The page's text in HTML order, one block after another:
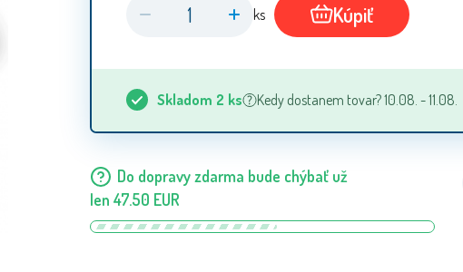
ks Kúpiť
Skladom 2 ks Kedy dostanem tovar? 10.08. - 11.08.
Do dopravy zdarma bude chýbať už
len 47.50 EUR